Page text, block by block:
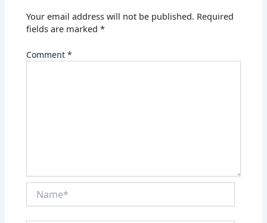
Your email address will not be published. Required
fields are marked*
Comment*